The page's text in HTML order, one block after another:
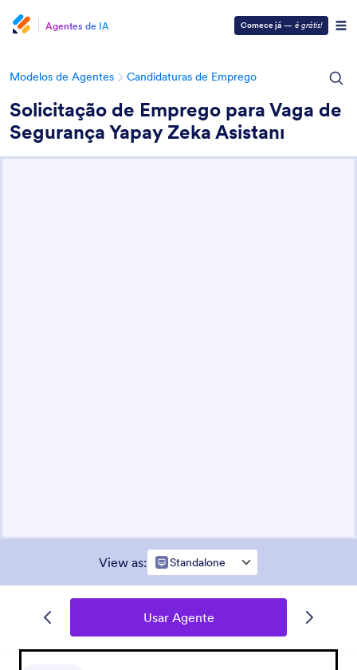
Agentes de IA Comece já — é grátis!
Modelos de Agentes Candidaturas de Emprego
Solicitação de Emprego para Vaga de
Segurança Yapay Zeka Asistanı
View as: Standalone
Usar Agente